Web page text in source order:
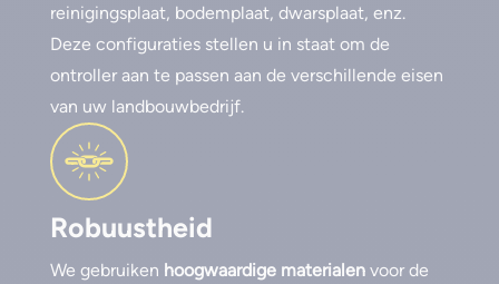
reinigingsplaat, bodemplaat, dwarsplaat, enz.
Deze configuraties stellen u in staat om de
ontroller aan te passen aan de verschillende eisen
van uw landbouwbedrijf.
Robuustheid
We gebruiken hoogwaardige materialenvoor de